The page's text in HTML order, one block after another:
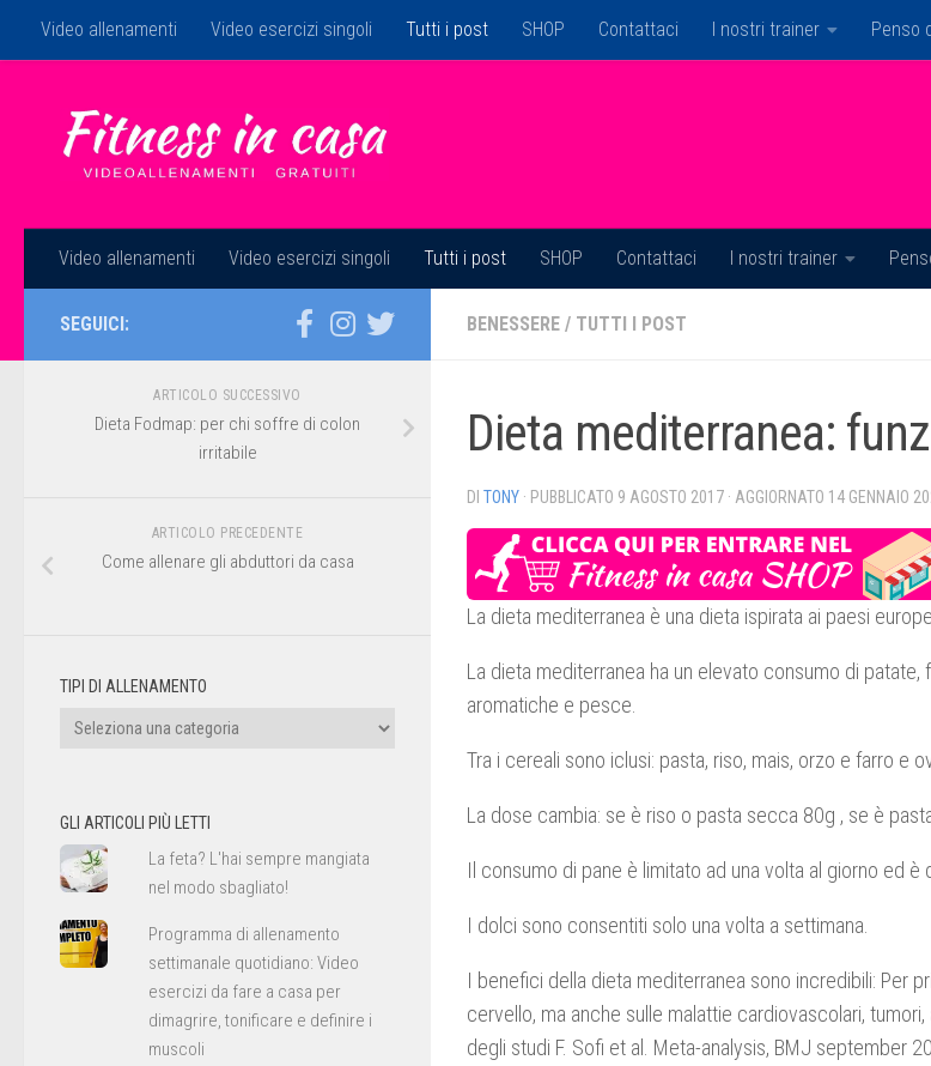
Salta al contenuto
Video allenamenti Video esercizi singoli Tutti i post SHOP Contattaci I nostri trainer Penso
Video allenamenti Video esercizi singoli Tutti i post SHOP Contattaci I nostri trainer
BENESSERE / TUTTI I POST
Dieta mediterranea:
DI TONY · PUBBLICATO 9 AGOSTO 2017 · AGGIORNATO 14 GENNAIO
La dieta mediterranea è una dieta ispirata ai paesi
La dieta mediterranea ha un elevato consumo di patate,
aromatiche e pesce.
Tra i cereali sono iclusi: pasta, riso, mais, orzo e farro e
La dose cambia: se è riso o pasta secca 80g , se è
Il consumo di pane è limitato ad una volta al giorno ed è
I dolci sono consentiti solo una volta a settimana.
I benefici della dieta mediterranea sono incredibili: Per
cervello, ma anche sulle malattie cardiovascolari,
degli studi F. Sofi et al. Meta-analysis, BMJ september
SEGUICI:
ARTICOLO SUCCESSIVO
Dieta Fodmap: per chi soffre di colon
irritabile
ARTICOLO PRECEDENTE
Come allenare gli abduttori da casa
TIPI DI ALLENAMENTO
Tipi
GLI ARTICOLI PIÙ LETTI
La feta? L'hai sempre mangiata
nel modo sbagliato!
Programma di allenamento
settimanale quotidiano: Video
esercizi da fare a casa per
dimagrire, tonificare e definire i
muscoli